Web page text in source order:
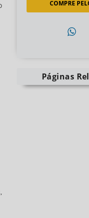
COMPRE
Páginas